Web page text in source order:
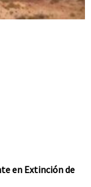
en Extinción de